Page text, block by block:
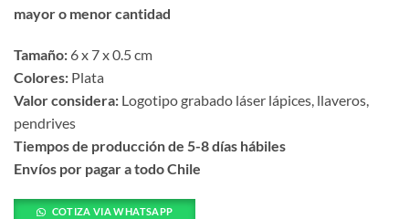
mayor o menor cantidad
Tamaño: 6 x 7 x 0.5 cm
Colores: Plata
Valor considera: Logotipo grabado láser lápices, llaveros,
pendrives
Tiempos de producción de 5-8 días hábiles
Envíos por pagar a todo Chile
COTIZA VIA WHATSAPP